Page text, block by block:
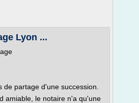
Lyon ...
partage d'une succession.
amiable, le notaire n'a qu'une